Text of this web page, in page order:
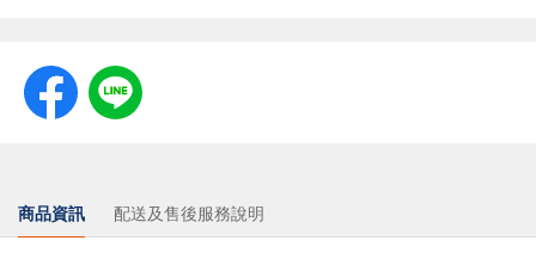
商品資訊 配送及售後服務說明